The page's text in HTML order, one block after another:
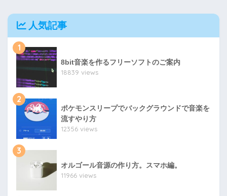
人気記事
1
8bit音楽を作るフリーソフトのご案内
18839 views
2
ポケモンスリープでバックグラウンドで音楽を
流すやり方
12356 views
3
オルゴール音源の作り方。スマホ編。
11966 views